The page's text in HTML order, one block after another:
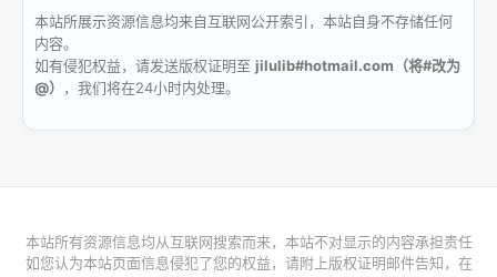
本站所展示资源信息均来自互联网公开索引，本站自身不存储任何
内容。
如有侵犯权益，请发送版权证明至 jilulib#hotmail.com（将#改为
@）
，我们将在24小时内处理。
本站所有资源信息均从互联网搜索而来，本站不对显示的内容承担责任
如您认为本站页面信息侵犯了您的权益，请附上版权证明邮件告知，在